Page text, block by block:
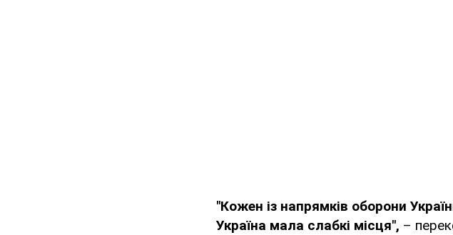
"Кожен із напрямків оборони
Україна мала слабкі місця", –